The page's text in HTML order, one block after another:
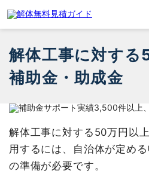
解体工事に対する
補助金・助成金
解体工事に対する50万円以
用するには、自治体が定め
の準備が必要です。